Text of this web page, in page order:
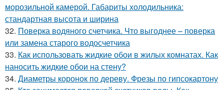
морозильной камерой. Габариты холодильника:
стандартная высота и ширина
32. Поверка водяного счетчика. Что выгоднее – поверка
или замена старого водосчетчика
33. Как использовать жидкие обои в жилых комнатах. Как
наносить жидкие обои на стену?
34. Диаметры коронок по дереву. Фрезы по гипсокартону